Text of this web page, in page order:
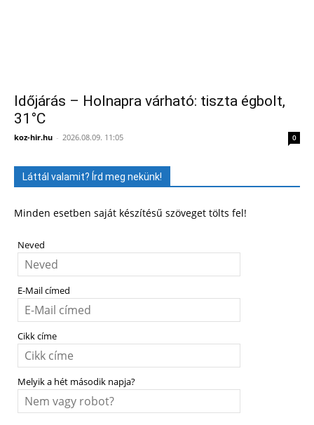
Időjárás – Holnapra várható: tiszta égbolt,
31°C
koz-hir.hu - 2026.08.09. 11:05 0
Láttál valamit? Írd meg nekünk!
Minden esetben saját készítésű szöveget tölts fel!
Neved
E-Mail címed
Cikk címe
Melyik a hét második napja?